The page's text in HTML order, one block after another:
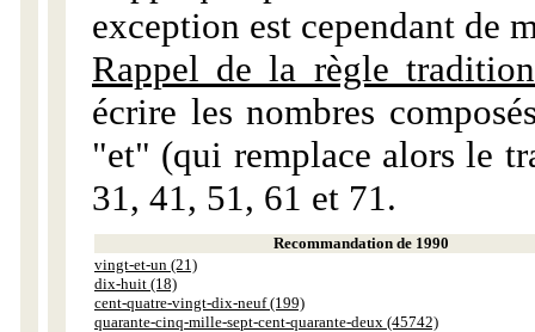
exception est cependant de
Rappel de la règle
écrire les nombres
"et" (qui remplace alors le
31, 41, 51, 61 et 71.
Recommandation de 1990
vingt-et-un (21)
dix-huit (18)
cent-quatre-vingt-dix-neuf (199)
quarante-cinq-mille-sept-cent-quarante-deux (45742)